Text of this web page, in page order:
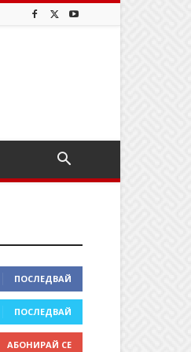
ПОСЛЕДВАЙ
ПОСЛЕДВАЙ
АБОНИРАЙ СЕ